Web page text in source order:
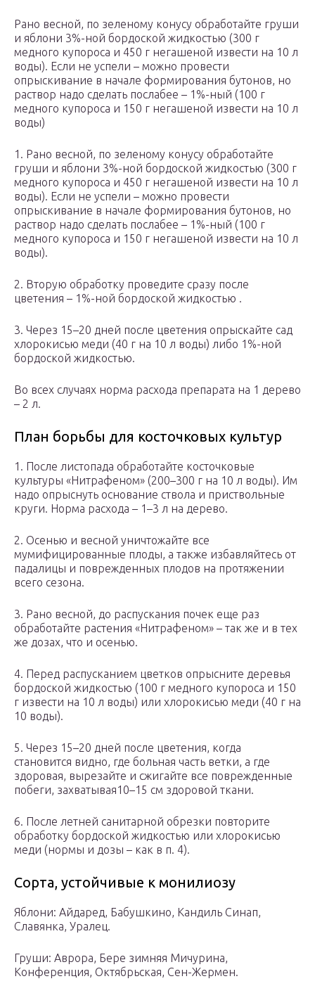
Рано весной, по зеленому конусу обработайте груши
и яблони 3%-ной бордоской жидкостью (300 г
медного купороса и 450 г негашеной извести на 10 л
воды). Если не успели – можно провести
опрыскивание в начале формирования бутонов, но
раствор надо сделать послабее – 1%-ный (100 г
медного купороса и 150 г негашеной извести на 10 л
воды)
1. Рано весной, по зеленому конусу обработайте
груши и яблони 3%-ной бордоской жидкостью (300 г
медного купороса и 450 г негашеной извести на 10 л
воды). Если не успели – можно провести
опрыскивание в начале формирования бутонов, но
раствор надо сделать послабее – 1%-ный (100 г
медного купороса и 150 г негашеной извести на 10 л
воды).
2. Вторую обработку проведите сразу после
цветения – 1%-ной бордоской жидкостью .
3. Через 15–20 дней после цветения опрыскайте сад
хлорокисью меди (40 г на 10 л воды) либо 1%-ной
бордоской жидкостью.
Во всех случаях норма расхода препарата на 1 дерево
– 2 л.
План борьбы для косточковых культур
1. После листопада обработайте косточковые
культуры «Нитрафеном» (200–300 г на 10 л воды). Им
надо опрыснуть основание ствола и приствольные
круги. Норма расхода – 1–3 л на дерево.
2. Осенью и весной уничтожайте все
мумифицированные плоды, а также избавляйтесь от
падалицы и поврежденных плодов на протяжении
всего сезона.
3. Рано весной, до распускания почек еще раз
обработайте растения «Нитрафеном» – так же и в тех
же дозах, что и осенью.
4. Перед распусканием цветков опрысните деревья
бордоской жидкостью (100 г медного купороса и 150
г извести на 10 л воды) или хлорокисью меди (40 г на
10 воды).
5. Через 15–20 дней после цветения, когда
становится видно, где больная часть ветки, а где
здоровая, вырезайте и сжигайте все поврежденные
побеги, захватывая10–15 см здоровой ткани.
6. После летней санитарной обрезки повторите
обработку бордоской жидкостью или хлорокисью
меди (нормы и дозы – как в п. 4).
Сорта, устойчивые к монилиозу
Яблони: Айдаред, Бабушкино, Кандиль Синап,
Славянка, Уралец.
Груши: Аврора, Бере зимняя Мичурина,
Конференция, Октябрьская, Сен-Жермен.